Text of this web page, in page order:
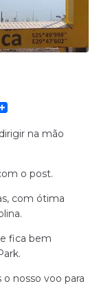
na mão
o post.
com ótima
fica bem
nosso voo para